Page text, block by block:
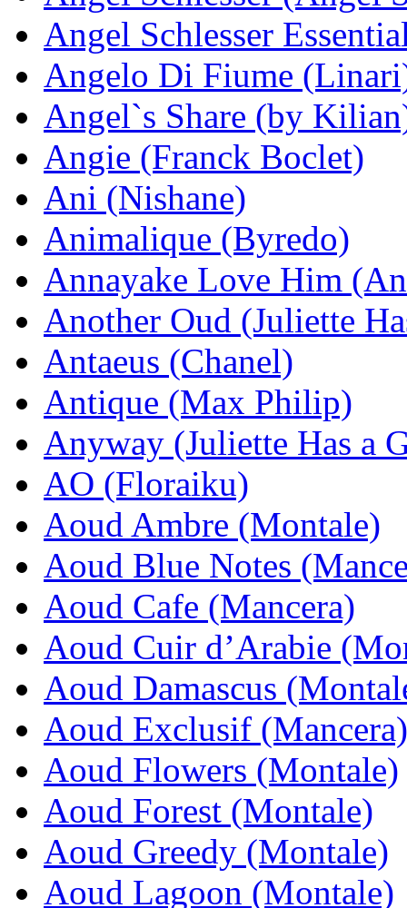
Angel Schlesser
Angelo Di Fiume
Angel`s Share (by
Angie (Franck Boclet)
Ani (Nishane)
Animalique (Byredo)
Annayake Love Him
Another Oud (Juliette
Antaeus (Chanel)
Antique (Max Philip)
Anyway (Juliette Has a
AO (Floraiku)
Aoud Ambre (Montale)
Aoud Blue Notes
Aoud Cafe (Mancera)
Aoud Cuir d’Arabie
Aoud Damascus
Aoud Exclusif (Mancera)
Aoud Flowers (Montale)
Aoud Forest (Montale)
Aoud Greedy (Montale)
Aoud Lagoon (Montale)